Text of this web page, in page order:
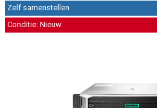
Zelf samenstellen
Conditie: Nieuw